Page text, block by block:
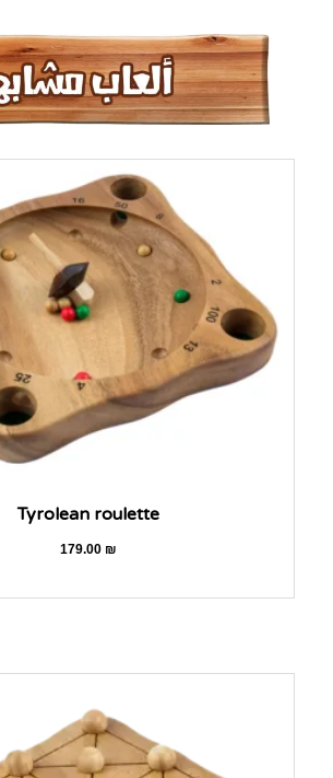
Tyrolean roulette
179.00₪